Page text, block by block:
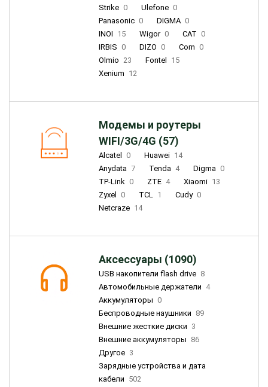
Strike 0 Ulefone 0
Panasonic 0 DIGMA 0
INOI 15 Wigor 0 CAT 0
IRBIS 0 DIZO 0 Corn 0
Olmio 23 Fontel
15
Xenium 12
Модемы и роутеры
WIFI/3G/4G (57)
Alcatel 0 Huawei 14
Anydata 7 Tenda 4 Digma 0
TP-Link 0 ZTE 4 Xiaomi 13
Zyxel
0 TCL 1 Cudy 0
Netcraze 14
Аксессуары (1090)
USB накопители flash drive 8
Автомобильные держатели 4
Аккумуляторы 0
Беспроводные наушники 89
Внешние жесткие диски 3
Внешние аккумуляторы 86
Другое 3
Зарядные устройства и дата
кабели 502